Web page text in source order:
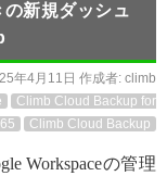
新規ダッシュ
年4月11日 作成者: climb
Climb Cloud Backup for
Climb Cloud Backup
Workspaceの管理